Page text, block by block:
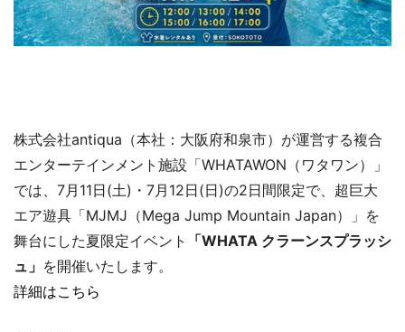
株式会社antiqua（本社：大阪府和泉市）が運営する複合
エンターテインメント施設「WHATAWON（ワタワン）」
では、7月11日(土)・7月12日(日)の2日間限定で、超巨大
エア遊具「MJMJ（Mega Jump Mountain Japan）」を
舞台にした夏限定イベント
「WHATA クラーンスプラッシ
ュ」 を開催いたします。
詳細はこちら